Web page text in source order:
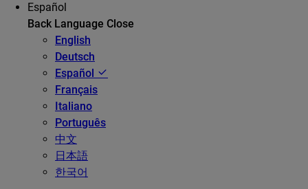
Español
Back Language Close
English
Deutsch
Español
Français
Italiano
Português
中文
日本語
한국어